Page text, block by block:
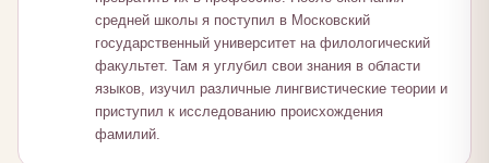
средней школы я поступил в Московский
государственный университет на филологический
факультет. Там я углубил свои знания в области
языков, изучил различные лингвистические теории и
приступил к исследованию происхождения
фамилий.